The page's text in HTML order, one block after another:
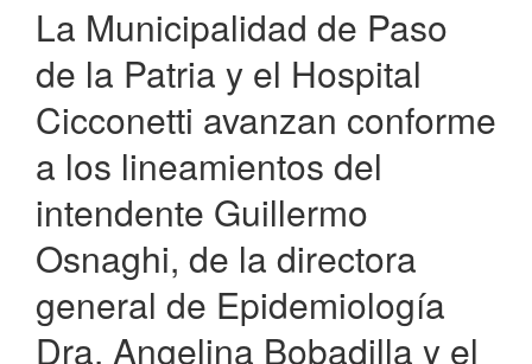
del
Reciclaje
La Municipalidad de Paso
de la Patria y el Hospital
Cicconetti avanzan conforme
a los lineamientos del
intendente Guillermo
Osnaghi, de la directora
general de Epidemiología
Dra. Angelina Bobadilla y el